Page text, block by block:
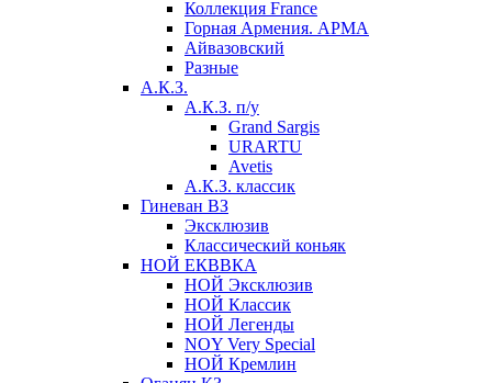
Коллекция France
Горная Армения. АРМА
Айвазовский
Разные
А.К.З.
А.К.З. п/у
Grand Sargis
URARTU
Avetis
А.К.З. классик
Гиневан ВЗ
Эксклюзив
Классический коньяк
НОЙ ЕКВВКА
НОЙ Эксклюзив
НОЙ Классик
НОЙ Легенды
NOY Very Speсial
НОЙ Кремлин